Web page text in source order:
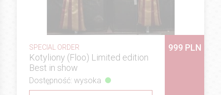
SPECIAL ORDER
Kotyliony (Floo) Limited edition
Best in show
999 PLN
Dostępność: wysoka